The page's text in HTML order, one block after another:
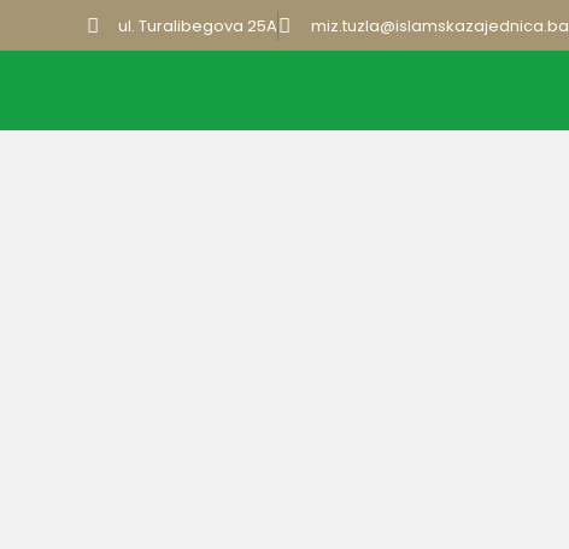
ul. Turalibegova 25A miz.tuzla@islamskazajednica.ba